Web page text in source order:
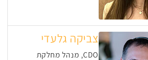
צביקה גלעדי
CDO, מנהל מחלקת